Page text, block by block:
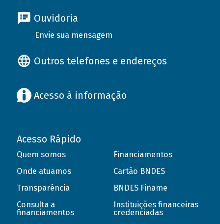
Ouvidoria
Envie sua mensagem
Outros telefones e endereços
Acesso à informação
Acesso Rápido
Quem somos
Onde atuamos
Transparência
Consulta a
financiamentos
Financiamentos
Cartão BNDES
BNDES Finame
Instituições financeiras
credenciadas